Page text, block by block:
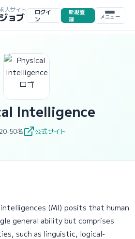
人サイト
ョブ
ログイ
ン
新規登
録
メニュー
Physical Intelligence
Intelligence
50名 公式サイト
(MI) posits that human
general ability but comprises
such as linguistic, logical-